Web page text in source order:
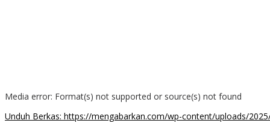
Media error: Format(s) not supported or source(s) not found
Unduh Berkas: https://mengabarkan.com/wp-content/uploads/